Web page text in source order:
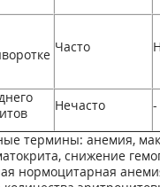
Часто
Нечасто -
термины: анемия,
снижение
нормоцитарная